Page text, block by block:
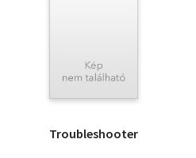
Troubleshooter